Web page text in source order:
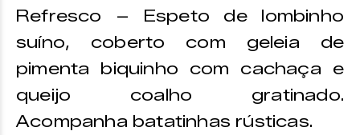
Refresco – Espeto de lombinho
suíno, coberto com geleia de
pimenta biquinho com cachaça e
queijo coalho gratinado.
Acompanha batatinhas rústicas.